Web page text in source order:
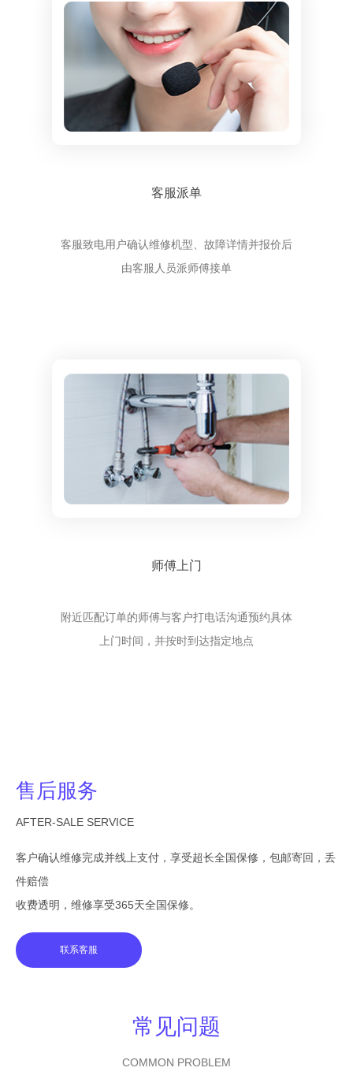
客服派单
客服致电用户确认维修机型、故障详情并报价后
由客服人员派师傅接单
师傅上门
附近匹配订单的师傅与客户打电话沟通预约具体
上门时间，并按时到达指定地点
售后服务
AFTER-SALE SERVICE
客户确认维修完成并线上支付，享受超长全国保修，包邮寄回，丢
件赔偿
收费透明，维修享受365天全国保修。
联系客服
常见问题
COMMON PROBLEM